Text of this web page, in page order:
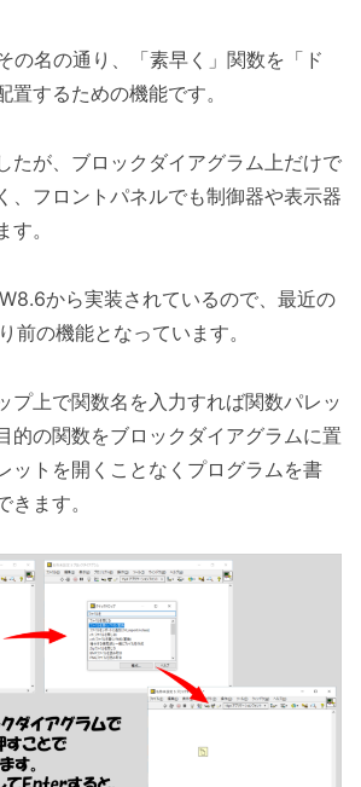
の名の通り、「素早く」関数を「ド
置するための機能です。
たが、ブロックダイアグラム上だけで
、フロントパネルでも制御器や表示器
。
から実装されているので、最近の
前の機能となっています。
プ上で関数名を入力すれば関数パレッ
的の関数をブロックダイアグラムに置
ットを開くことなくプログラムを書
きます。